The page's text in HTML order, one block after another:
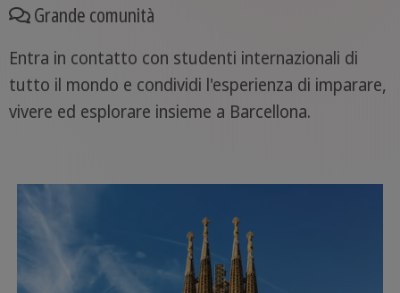
Grande comunità
Entra in contatto con studenti internazionali di
tutto il mondo e condividi l'esperienza di imparare,
vivere ed esplorare insieme a Barcellona.